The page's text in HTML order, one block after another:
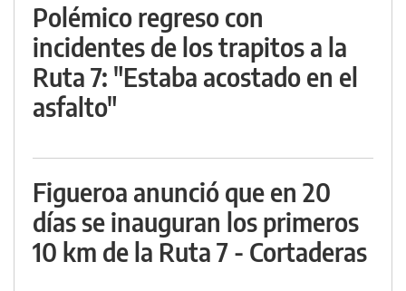
Polémico regreso con
incidentes de los trapitos a la
Ruta 7: "Estaba acostado en el
asfalto"
Figueroa anunció que en 20
días se inauguran los primeros
10 km de la Ruta 7 - Cortaderas